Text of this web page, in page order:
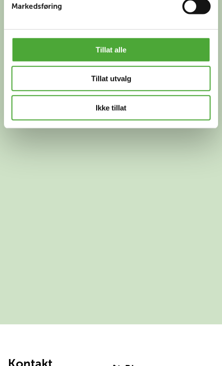
Markedsføring
Tillat alle
Tillat utvalg
Ikke tillat
Kontakt